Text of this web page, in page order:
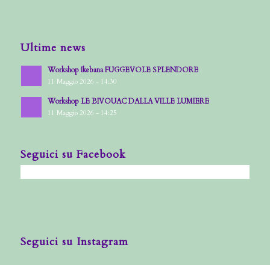
Ultime news
Workshop Ikebana FUGGEVOLE SPLENDORE
11 Maggio 2026 - 14:30
Workshop LE BIVOUAC DALLA VILLE LUMIERE
11 Maggio 2026 - 14:25
Seguici su Facebook
Seguici su Instagram